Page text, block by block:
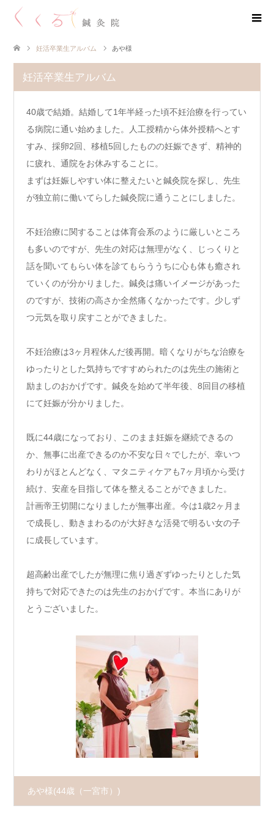
妊活卒業生アルバム あや様
妊活卒業生アルバム
40歳で結婚。結婚して1年半経った頃不妊治療を行ってい
る病院に通い始めました。人工授精から体外授精へとす
すみ、採卵2回、移植5回したものの妊娠できず、精神的
に疲れ、通院をお休みすることに。
まずは妊娠しやすい体に整えたいと鍼灸院を探し、先生
が独立前に働いてらした鍼灸院に通うことにしました。
不妊治療に関することは体育会系のように厳しいところ
も多いのですが、先生の対応は無理がなく、じっくりと
話を聞いてもらい体を診てもらううちに心も体も癒され
ていくのが分かりました。鍼灸は痛いイメージがあった
のですが、技術の高さか全然痛くなかったです。少しず
つ元気を取り戻すことができました。
不妊治療は3ヶ月程休んだ後再開。暗くなりがちな治療を
ゆったりとした気持ちですすめられたのは先生の施術と
励ましのおかげです。鍼灸を始めて半年後、8回目の移植
にて妊娠が分かりました。
既に44歳になっており、このまま妊娠を継続できるの
か、無事に出産できるのか不安な日々でしたが、幸いつ
わりがほとんどなく、マタニティケアも7ヶ月頃から受け
続け、安産を目指して体を整えることができました。
計画帝王切開になりましたが無事出産。今は1歳2ヶ月ま
で成長し、動きまわるのが大好きな活発で明るい女の子
に成長しています。
超高齢出産でしたが無理に焦り過ぎずゆったりとした気
持ちで対応できたのは先生のおかげです。本当にありが
とうございました。
あや様(44歳（一宮市）)